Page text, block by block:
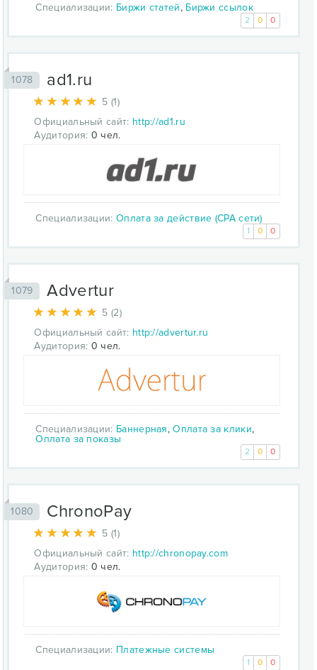
Специализации: Биржи статей, Биржи ссылок
2 0 0
1078 ad1.ru
5 (1)
Официальный сайт: http://ad1.ru
Аудитория: 0 чел.
Специализации: Оплата за действие (CPA сети)
1 0 0
1079 Advertur
5 (2)
Официальный сайт: http://advertur.ru
Аудитория: 0 чел.
Специализации: Баннерная,Оплата за клики,
Оплата за показы
2 0 0
1080 ChronoPay
5 (1)
Официальный сайт: http://chronopay.com
Аудитория: 0 чел.
Специализации: Платежные системы
1 0 0